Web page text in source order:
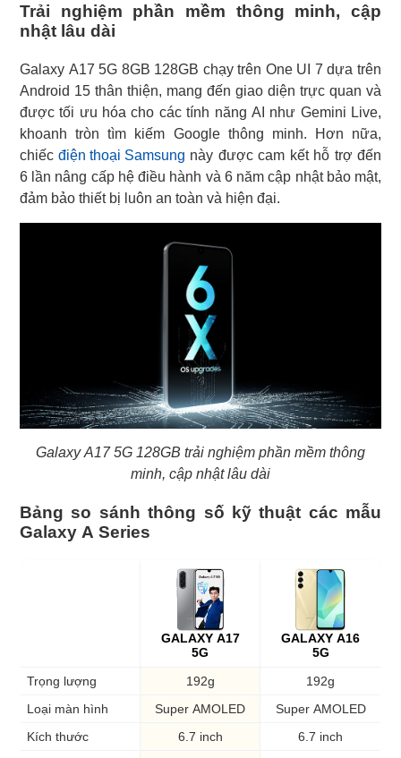
Trải nghiệm phần mềm thông minh, cập
nhật lâu dài
Galaxy A17 5G 8GB 128GB chạy trên One UI 7 dựa trên
Android 15 thân thiện, mang đến giao diện trực quan và
được tối ưu hóa cho các tính năng AI như Gemini Live,
khoanh tròn tìm kiếm Google thông minh. Hơn nữa,
chiếc điện thoại Samsung này được cam kết hỗ trợ đến
6 lần nâng cấp hệ điều hành và 6 năm cập nhật bảo mật,
đảm bảo thiết bị luôn an toàn và hiện đại.
Galaxy A17 5G 128GB trải nghiệm phần mềm thông
minh, cập nhật lâu dài
Bảng so sánh thông số kỹ thuật các mẫu
Galaxy A Series
GALAXY A17
5G
GALAXY A16
5G
Trọng lượng
192g
192g
Loại màn hình
Super AMOLED
Super AMOLED
Kích thước
6.7 inch
6.7 inch